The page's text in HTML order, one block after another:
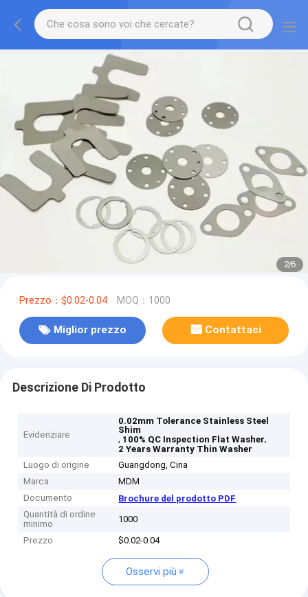
2/6
Prezzo：$0.02-0.04 MOQ：1000
Miglior prezzo Contattaci
Descrizione Di Prodotto
Evidenziare
0.02mm Tolerance Stainless Steel
Shim
, 100% QC Inspection Flat Washer,
2 Years Warranty Thin Washer
Luogo di origine
Guangdong, Cina
Marca
MDM
Documento
Brochure del prodotto PDF
Quantità di ordine
minimo
1000
Prezzo $0.02-0.04
Osservi più